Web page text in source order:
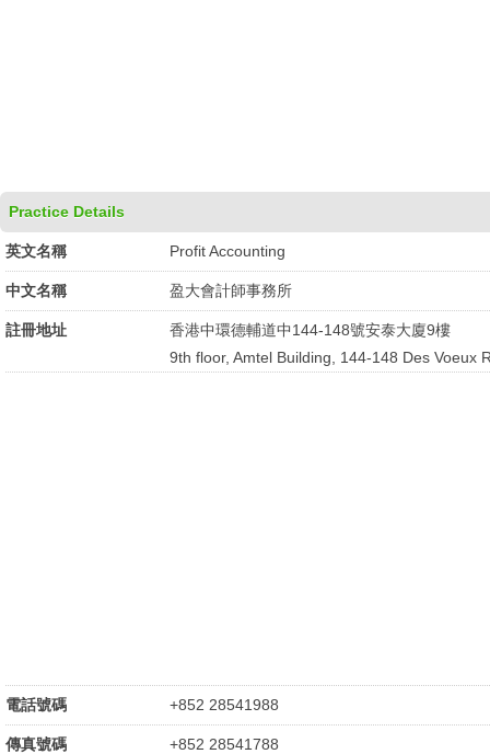
Practice Details
英文名稱 Profit Accounting
中文名稱 盈大會計師事務所
註冊地址
香港中環德輔道中144-148號安泰大廈9樓
9th floor, Amtel Building, 144-148 Des Voeux
電話號碼 +852 28541988
傳真號碼 +852 28541788